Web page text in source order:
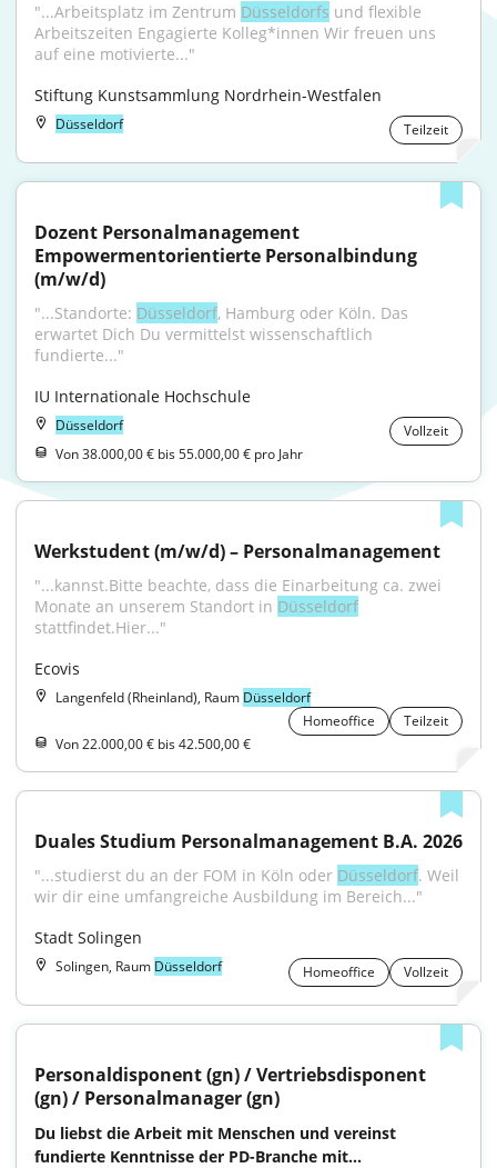
"...Arbeitsplatz im Zentrum Düsseldorfs und flexible
Arbeitszeiten Engagierte Kolleg*innen Wir freuen uns
auf eine motivierte..."
Stiftung Kunstsammlung Nordrhein-Westfalen
Düsseldorf Teilzeit
Dozent Personalmanagement
Empowermentorientierte Personalbindung
(m/w/d)
"...Standorte: Düsseldorf, Hamburg oder Köln. Das
erwartet Dich Du vermittelst wissenschaftlich
fundierte..."
IU Internationale Hochschule
Düsseldorf
Vollzeit
Von 38.000,00 € bis 55.000,00 € pro Jahr
Werkstudent (m/w/d) – Personalmanagement
"...kannst.Bitte beachte, dass die Einarbeitung ca. zwei
Monate an unserem Standort in Düsseldorf
stattfindet.Hier..."
Ecovis
Langenfeld (Rheinland), Raum Düsseldorf
Homeoffice
Teilzeit
Von 22.000,00 € bis 42.500,00 €
Duales Studium Personalmanagement B.A. 2026
"...studierst du an der FOM in Köln oder Düsseldorf. Weil
wir dir eine umfangreiche Ausbildung im Bereich..."
Stadt Solingen
Solingen, Raum Düsseldorf Homeoffice Vollzeit
Personaldisponent (gn) / Vertriebsdisponent
(gn) / Personalmanager (gn)
Du liebst die Arbeit mit Menschen und vereinst
fundierte Kenntnisse der PD-Branche mit...